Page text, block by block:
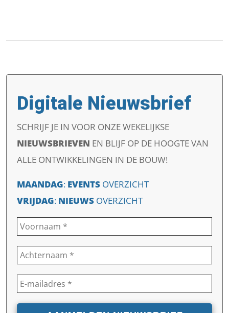
Digitale Nieuwsbrief
SCHRIJF JE IN VOOR ONZE WEKELIJKSE
NIEUWSBRIEVEN EN BLIJF OP DE HOOGTE VAN
ALLE ONTWIKKELINGEN IN DE BOUW!
MAANDAG: EVENTS OVERZICHT
VRIJDAG: NIEUWS OVERZICHT